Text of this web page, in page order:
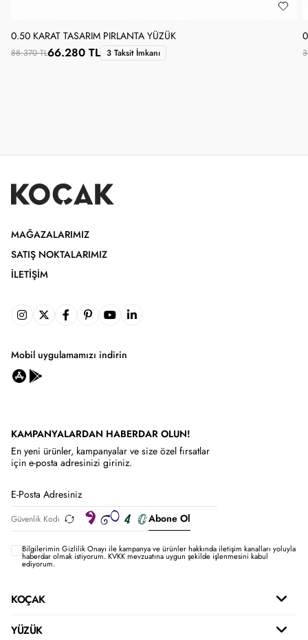
0.50 KARAT TASARIM PIRLANTA YÜZÜK
88.370 TL66.280 TL 3 Taksit İmkanı
MAĞAZALARIMIZ
SATIŞ NOKTALARIMIZ
İLETIŞIM
Mobil uygulamamızı indirin
KAMPANYALARDAN HABERDAR OLUN!
En yeni ürünler, kampanyalar ve size özel fırsatlar
için e-posta adresinizi giriniz.
Abone Ol
Bilgilerimin Gizlilik Onayı ile kampanya ve ürünler hakkında iletişim kanalları yoluyla
haberdar olmak istiyorum.KVKK mevzuatına uygun şekilde işlenmesini kabul
ediyorum.
KOÇAK
YÜZÜK